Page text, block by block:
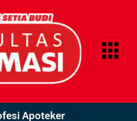
Apoteker